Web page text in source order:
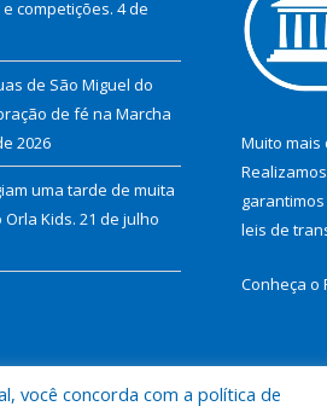
competições. 4 de
de São Miguel do
de fé na Marcha
2026
uma tarde de muita
Kids. 21 de julho
Muito mais
leis de
Conheça o
você concorda com a política de